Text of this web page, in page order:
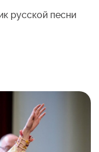
русской песни